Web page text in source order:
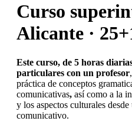
Curso
Alicante ·
Este curso, de 5 horas
particulares con un profesor
práctica de conceptos
comunicativas, así como a la
y los aspectos culturales
comunicativo.